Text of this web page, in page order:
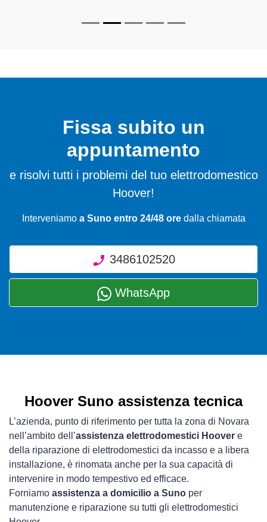
Fissa subito un
appuntamento
e risolvi tutti i problemi del tuo elettrodomestico
Hoover!
Interveniamo a Suno entro 24/48 oredalla chiamata
3486102520
WhatsApp
Hoover Suno assistenza tecnica
L’azienda, punto di riferimento per tutta la zona di Novara
nell’ambito dell’assistenza elettrodomestici Hoover e
della riparazione di elettrodomestici da incasso e a libera
installazione, è rinomata anche per la sua capacità di
intervenire in modo tempestivo ed efficace.
Forniamo assistenza a domicilio a Suno per
manutenzione e riparazione su tutti gli elettrodomestici